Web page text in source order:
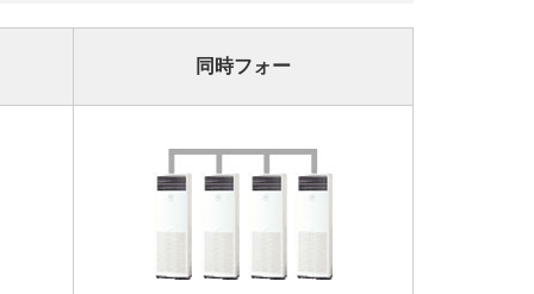
同時フォー